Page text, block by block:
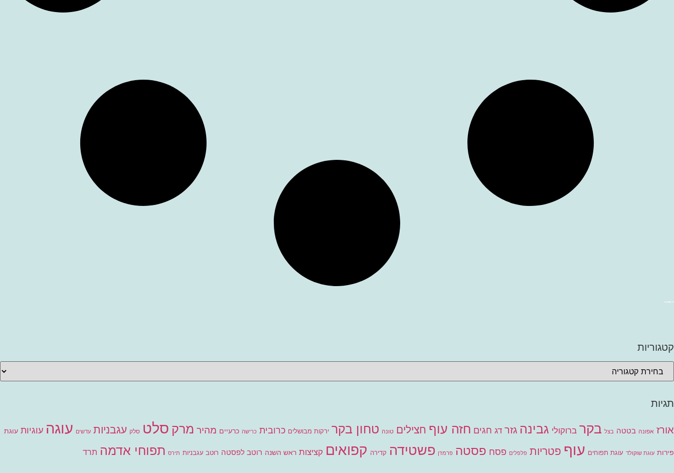
קטגוריות
תגיות
אורז אפונה בטטה בצל בקר ברוקולי גבינה גזר דג חגים חזה עוף חצילים טונה טחון בקר ירקות מבושלים כרובית כרישה כרעיים מהיר מרק סלט סלק עגבניות עדשים עוגה עוגיות עוגת
פירות עוגת שוקולד עוגת תפוחים עוף פטריות פלפלים פסח פסטה פרמז'ן פשטידה קדירה קפואים קציצות ראש השנה רוטב לפסטה רוטב עגבניות תירס תפוחי אדמה תרד